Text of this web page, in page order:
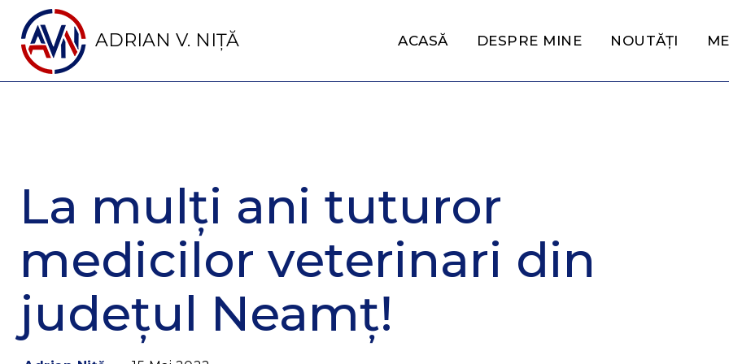
ADRIAN V. NIȚĂ ACASĂ DESPRE MINE NOUTĂȚI
La mulți ani tuturor
medicilor veterinari din
județul Neamț!